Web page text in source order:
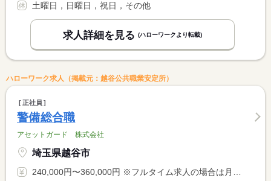
土曜日，日曜日，祝日，その他
求人詳細を見る (ハローワークより転載)
ハローワーク求人（掲載元：越谷公共職業安定所）
正社員
警備総合職
アセットガード 株式会社
埼玉県越谷市
240,000円〜360,000円 ※フルタイム求人の場合は月額（換算額）、パート求人の場合は時間額を表示しています。